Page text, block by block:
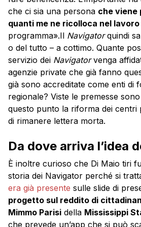
che ci sia una persona che viene
quanti me ne ricolloca nel lavoro
programma».Il Navigatorquindi
o del tutto – a cottimo. Quante
servizio dei Navigatorvenga
agenzie private che già fanno
già sono accreditate come enti di
regionale? Viste le premesse
questo punto la riforma dei centri
di rimanere lettera morta.
Da dove arriva l’idea
È inoltre curioso che Di Maio tiri
storia dei Navigator perché si
era già presente sulle slide di
progetto sul reddito di
Mimmo Parisi della Mississippi
che prevede un’app che si può